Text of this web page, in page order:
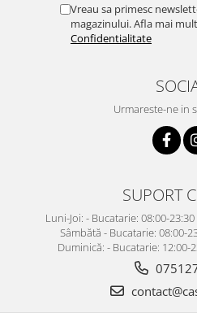
Vreau sa primesc
magazinului. Afla mai
Confidentialitate
Urmareste-ne in
SUPORT
Luni-Joi: - Bucatarie: 08:00-
Sâmbătă - Bucatarie: 08:00-
Duminică: - Bucatarie: 12:00-